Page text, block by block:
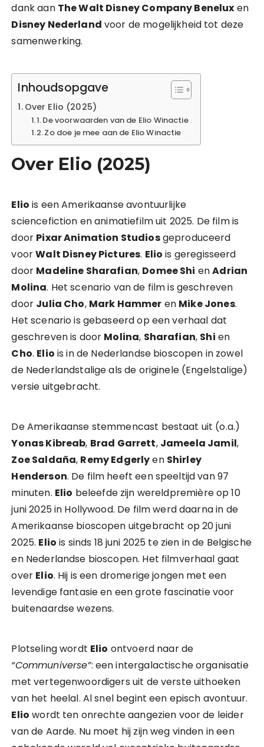
dank aan The Walt Disney Company Benelux en
Disney Nederland voor de mogelijkheid tot deze
samenwerking.
Inhoudsopgave
Over Elio (2025)
De voorwaarden van de Elio Winactie
Zo doe je mee aan de Elio Winactie
Over Elio (2025)
Elio is een Amerikaanse avontuurlijke
sciencefiction en animatiefilm uit 2025. De film is
door Pixar Animation Studiosgeproduceerd
voorWalt Disney Pictures. Elio is geregisseerd
door Madeline Sharafian, Domee Shi enAdrian
Molina. Het scenario van de film is geschreven
door Julia Cho, Mark Hammer en Mike Jones.
Het scenario is gebaseerd op een verhaal dat
geschreven is door Molina, Sharafian, Shi en
Cho. Elio is in de Nederlandse bioscopen in zowel
de Nederlandstalige als de originele (Engelstalige)
versie uitgebracht.
De Amerikaanse stemmencast bestaat uit (o.a.)
Yonas Kibreab, Brad Garrett, Jameela Jamil,
Zoe Saldaña, Remy Edgerlyen Shirley
Henderson. De film heeft een speeltijd van 97
minuten. Elio beleefde zijn wereldpremière op 10
juni 2025 in Hollywood. De film werd daarna in de
Amerikaanse bioscopen uitgebracht op 20 juni
2025. Elio is sinds 18 juni 2025 te zien in de Belgische
en Nederlandse bioscopen. Het filmverhaal gaat
over Elio. Hij is een dromerige jongen met een
levendige fantasie en een grote fascinatie voor
buitenaardse wezens.
Plotseling wordt Elio ontvoerd naar de
“Communiverse”: een intergalactische organisatie
met vertegenwoordigers uit de verste uithoeken
van het heelal. Al snel begint een episch avontuur.
Elio wordt ten onrechte aangezien voor de leider
van de Aarde. Nu moet hij zijn weg vinden in een